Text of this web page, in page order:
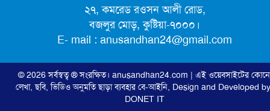
২৭, কমরেড রওসন আলী রোড,
বজলুর মোড়, কুষ্টিয়া-৭০০০।
E- mail : anusandhan24@gmail.com
© 2026 সর্বস্বত্ব ® সংরক্ষিত। anusandhan24.com | এই ওয়েবসাইটের
লেখা, ছবি, ভিডিও অনুমতি ছাড়া ব্যবহার বে-আইনি, Design and Developed
DONET IT